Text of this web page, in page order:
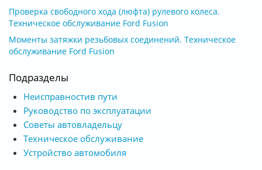
Проверка свободного хода (люфта) рулевого колеса.
Техническое обслуживание Ford Fusion
Моменты затяжки резьбовых соединений. Техническое
обслуживание Ford Fusion
Подразделы
Неисправностив пути
Руководство по эксплуатации
Советы автовладельцу
Техническое обслуживание
Устройство автомобиля